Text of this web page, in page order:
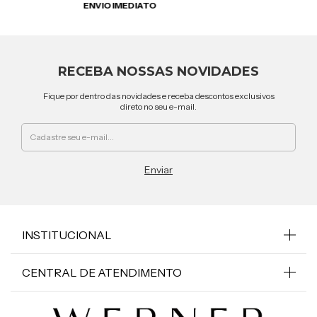
ENVIO IMEDIATO
RECEBA NOSSAS NOVIDADES
Fique por dentro das novidades e receba descontos exclusivos
direto no seu e-mail.
INSTITUCIONAL
CENTRAL DE ATENDIMENTO